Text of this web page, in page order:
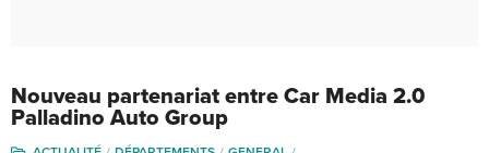
Nouveau partenariat entre Car Media 2.0
Palladino Auto Group